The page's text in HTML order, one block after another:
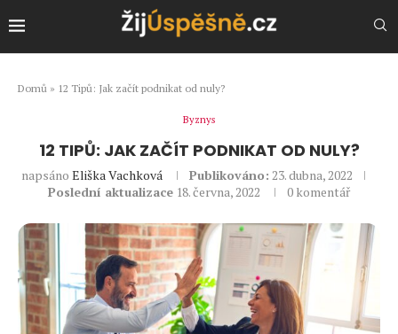
Domů » 12 Tipů: Jak začít podnikat od nuly?
Byznys
12 TIPŮ: JAK ZAČÍT PODNIKAT OD NULY?
napsáno Eliška Vachková Publikováno: 23. dubna, 2022
Poslední aktualizace 18. června, 2022 0 komentář